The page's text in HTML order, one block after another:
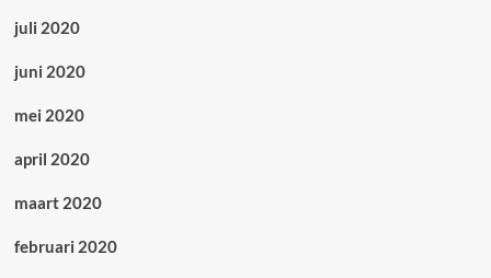
juli 2020
juni 2020
mei 2020
april 2020
maart 2020
februari 2020